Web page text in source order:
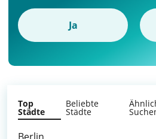
Ja
Top
Städte
Beliebte
Städte